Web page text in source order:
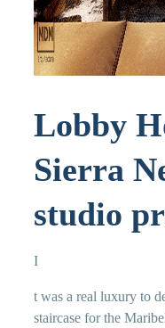
Lobby
Sierra
studio
I
t was a real luxury to
staircase for the